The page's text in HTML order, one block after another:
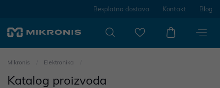
Besplatna dostava Kontakt Blog
Mikronis Elektronika
Katalog proizvoda